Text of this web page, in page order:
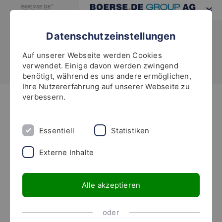
besten Aktien der Welt!
identifiziert bereits seit
2002 100 sogenannte
Champions, das sind die
Datenschutzeinstellungen
Auf unserer Webseite werden Cookies
verwendet. Einige davon werden zwingend
benötigt, während es uns andere ermöglichen,
Ihre Nutzererfahrung auf unserer Webseite zu
verbessern.
Essentiell Statistiken
Externe Inhalte
Alle akzeptieren
oder